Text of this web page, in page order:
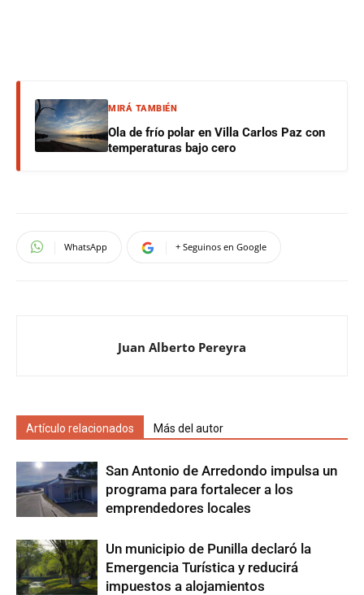
MIRÁ TAMBIÉN
Ola de frío polar en Villa Carlos Paz con
temperaturas bajo cero
WhatsApp + Seguinos en Google
Juan Alberto Pereyra
Artículo relacionados Más del autor
San Antonio de Arredondo impulsa un
programa para fortalecer a los
emprendedores locales
Un municipio de Punilla declaró la
Emergencia Turística y reducirá
impuestos a alojamientos